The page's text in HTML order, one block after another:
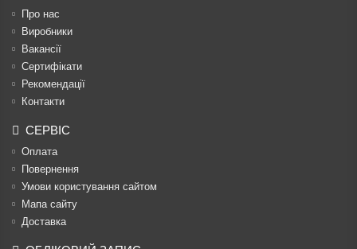
Про нас
Виробники
Вакансії
Сертифікати
Рекомендації
Контакти
СЕРВІС
Оплата
Повернення
Умови користування сайтом
Мапа сайту
Доставка